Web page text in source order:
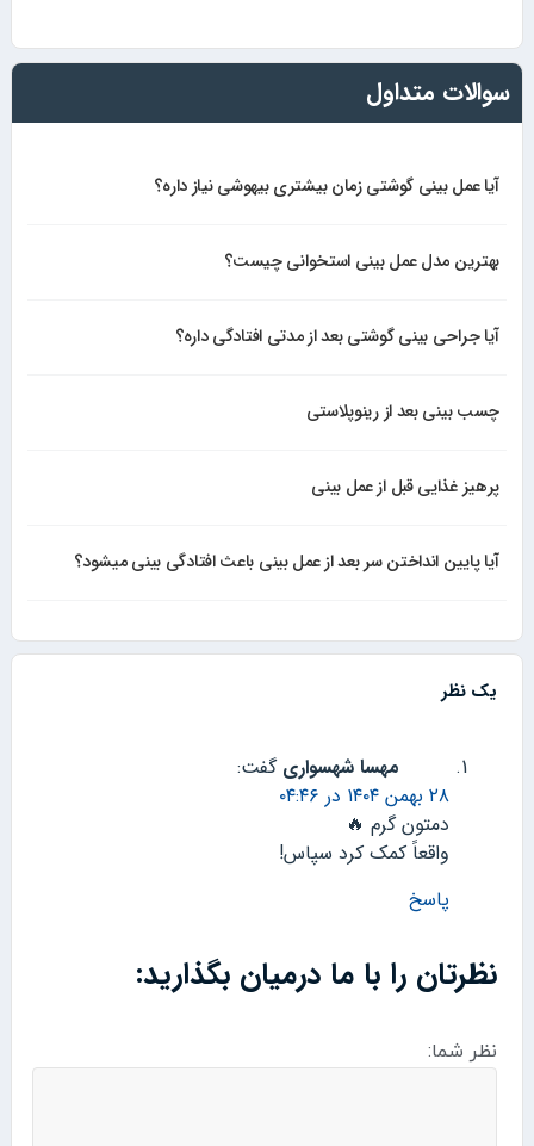
سوالات متداول
آیا عمل بینی گوشتی زمان بیشتری بیهوشی نیاز داره؟
بهترین مدل عمل بینی استخوانی چیست؟
آیا جراحی بینی گوشتی بعد از مدتی افتادگی داره؟
چسب بینی بعد از رینوپلاستی
پرهیز غذایی قبل از عمل بینی
آیا پایین انداختن سر بعد از عمل بینی باعث افتادگی بینی میشود؟
یک نظر
مهسا شهسواری گفت:
۲۸ بهمن ۱۴۰۴ در ۰۴:۴۶
دمتون گرم 🔥
واقعاً کمک کرد سپاس!
پاسخ
نظرتان را با ما درمیان بگذارید:
نظر شما: